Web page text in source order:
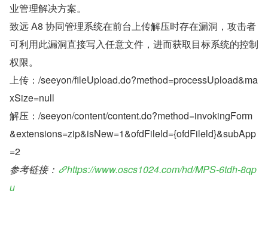
业管理解决方案。
致远 A8 协同管理系统在前台上传解压时存在漏洞，攻击者
可利用此漏洞直接写入任意文件，进而获取目标系统的控制
权限。
上传：/seeyon/fileUpload.do?method=processUpload&ma
xSize=null
解压：/seeyon/content/content.do?method=invokingForm
&extensions=zip&isNew=1&ofdFileld={ofdFileld}&subApp
=2
参考链接：
https://www.oscs1024.com/hd/MPS-6tdh-8qp
u